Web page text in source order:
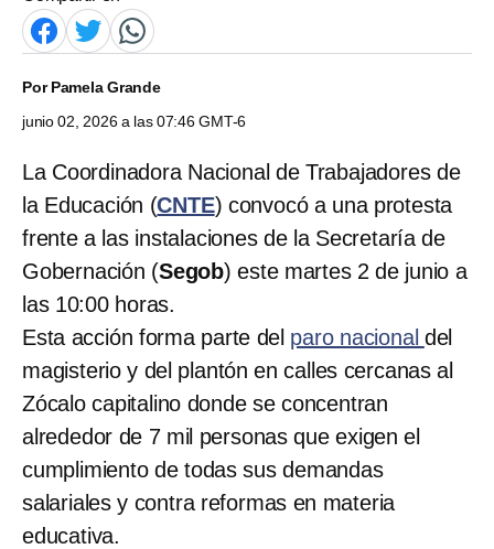
PorPamela Grande
junio 02, 2026 a las 07:46 GMT-6
La Coordinadora Nacional de Trabajadores de
la Educación (CNTE) convocó a una protesta
frente a las instalaciones de la Secretaría de
Gobernación (Segob) este martes 2 de junio a
las 10:00 horas.
Esta acción forma parte del paro nacional del
magisterio y del plantón en calles cercanas al
Zócalo capitalino donde se concentran
alrededor de 7 mil personas que exigen el
cumplimiento de todas sus demandas
salariales y contra reformas en materia
educativa.